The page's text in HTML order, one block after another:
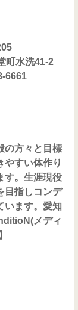
町水洗41-2
6661
の方々と目標
やすい体作り
す。生涯現役
目指しコンデ
います。愛知
メディ